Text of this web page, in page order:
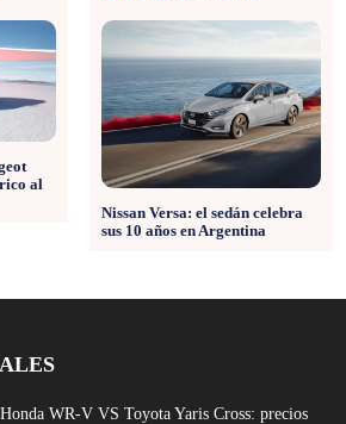
al
Nissan Versa: el sedán celebra
sus 10 años en Argentina
Honda WR-V VS Toyota Yaris Cross: precios